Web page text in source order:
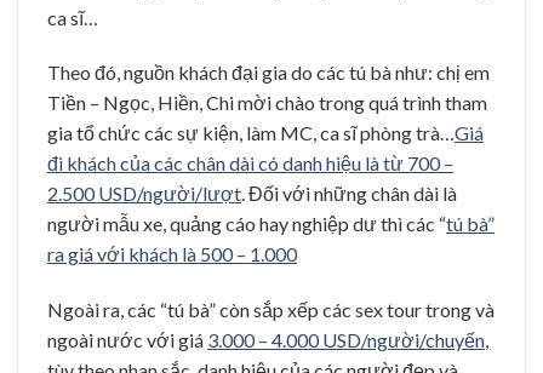
ca sĩ…
Theo đó, nguồn khách đại gia do các tú bà như: chị em
Tiền – Ngọc, Hiền, Chi mời chào trong quá trình tham
gia tổ chức các sự kiện, làm MC, ca sĩ phòng trà…Giá
đi khách của các chân dài có danh hiệu là từ 700 –
2.500 USD/người/lượt. Đối với những chân dài là
người mẫu xe, quảng cáo hay nghiệp dư thì các “tú bà”
ra giá với khách là 500 – 1.000
Ngoài ra, các “tú bà” còn sắp xếp các sex tour trong và
ngoài nước với giá 3.000 – 4.000 USD/người/chuyến,